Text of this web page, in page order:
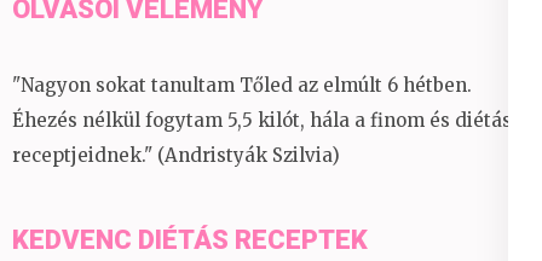
OLVASÓI VÉLEMÉNY
"Nagyon sokat tanultam Tőled az elmúlt 6 hétben.
Éhezés nélkül fogytam 5,5 kilót, hála a finom és diétás
receptjeidnek." (Andristyák Szilvia)
KEDVENC DIÉTÁS RECEPTEK